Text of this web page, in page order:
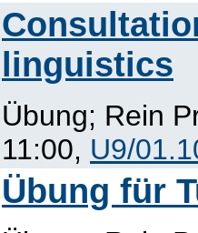
linguistics
Übung; Rein
11:00, U9/
Übung für